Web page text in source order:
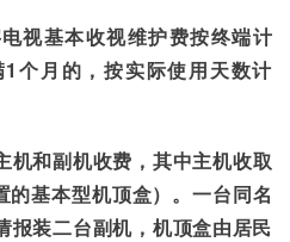
视基本收视维护费按终端计
个月的，按实际使用天数计
机和副机收费，其中主机收取
基本型机顶盒）。一台同名
报装二台副机，机顶盒由居民